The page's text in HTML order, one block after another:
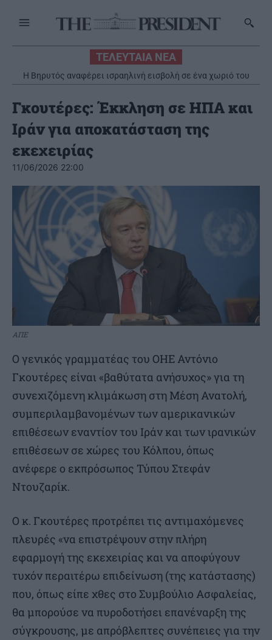
ΤΕΛΕΥΤΑΙΑ ΝΕΑ
Η Βηρυτός αναφέρει ισραηλινή εισβολή σε ένα χωριό του
νότου παρά την ανάπτυξη του λιβανικού στρατού
Γκουτέρες: Έκκληση σε ΗΠΑ και
Ιράν για αποκατάσταση της
εκεχειρίας
11/06/2026 22:00
ΑΠΕ
Ο γενικός γραμματέας του ΟΗΕ Αντόνιο
Γκουτέρες είναι «βαθύτατα ανήσυχος» για τη
συνεχιζόμενη κλιμάκωση στη Μέση Ανατολή,
συμπεριλαμβανομένων των αμερικανικών
επιθέσεων εναντίον του Ιράν και των ιρανικών
επιθέσεων σε χώρες του Κόλπου, όπως
ανέφερε o εκπρόσωπος Τύπου Στεφάν
Ντουζαρίκ.
Ο κ. Γκουτέρες προτρέπει τις αντιμαχόμενες
πλευρές «να επιστρέψουν στην πλήρη
εφαρμογή της εκεχειρίας και να αποφύγουν
τυχόν περαιτέρω επιδείνωση (της κατάστασης)
που, όπως είπε χθες στο Συμβούλιο Ασφαλείας,
θα μπορούσε να πυροδοτήσει επανέναρξη της
σύγκρουσης, με απρόβλεπτες συνέπειες για την